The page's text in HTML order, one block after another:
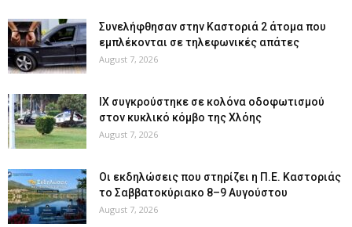
Συνελήφθησαν στην Καστοριά 2 άτομα που
εμπλέκονται σε τηλεφωνικές απάτες
August 7, 2026
ΙΧ συγκρούστηκε σε κολόνα οδοφωτισμού
στον κυκλικό κόμβο της Χλόης
August 7, 2026
Οι εκδηλώσεις που στηρίζει η Π.Ε. Καστοριάς
το Σαββατοκύριακο 8–9 Αυγούστου
August 7, 2026